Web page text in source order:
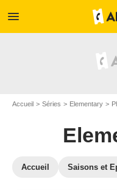
menu
Accueil Séries Elementary
Accueil Saisons et